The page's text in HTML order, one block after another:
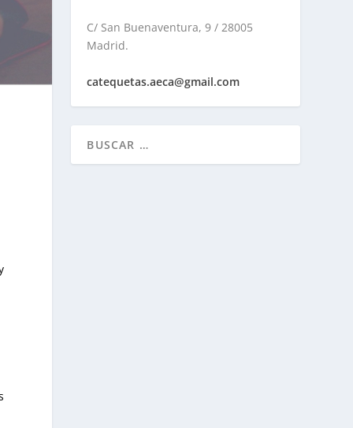
C/ San Buenaventura, 9 / 28005
Madrid.
catequetas.aeca@gmail.com